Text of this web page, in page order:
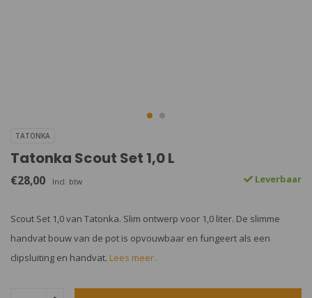
TATONKA
Tatonka Scout Set 1,0 L
€28,00 Incl. btw Leverbaar
Scout Set 1,0 van Tatonka. Slim ontwerp voor 1,0 liter. De slimme
handvat bouw van de pot is opvouwbaar en fungeert als een
clipsluiting en handvat. Lees meer..